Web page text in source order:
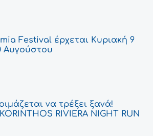
Festival έρχεται Κυριακή 9
Αυγούστου
να τρέξει ξανά!
RIVIERA NIGHT RUN